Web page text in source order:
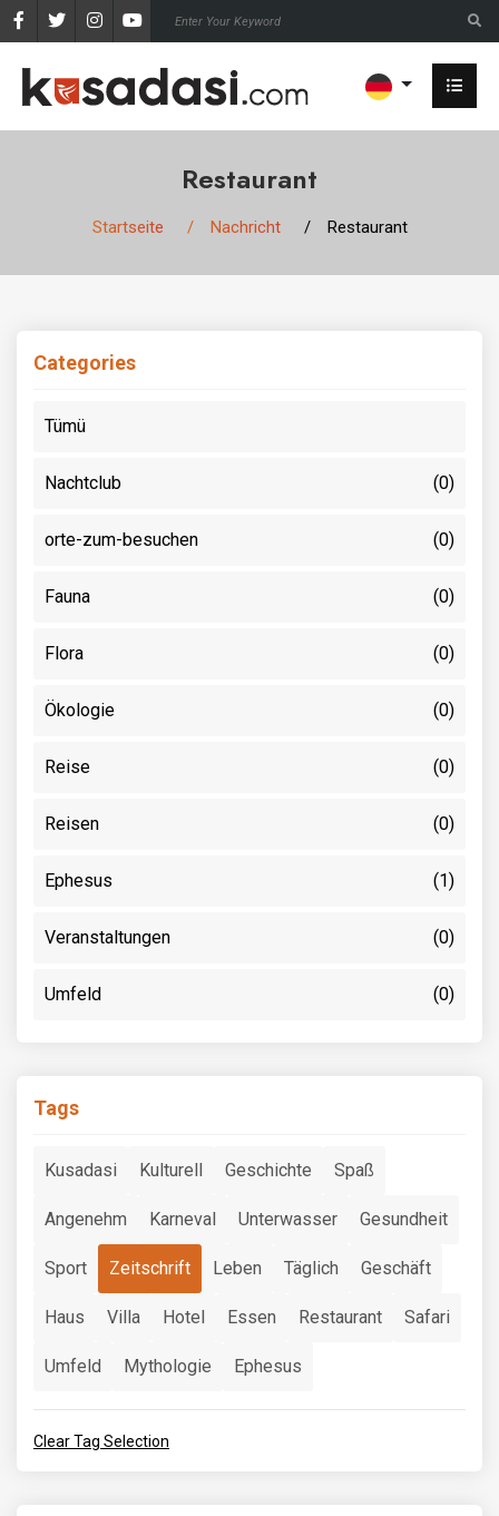
Restaurant
Startseite Nachricht Restaurant
Categories
Tümü
Nachtclub (0)
orte-zum-besuchen (0)
Fauna (0)
Flora (0)
Ökologie (0)
Reise (0)
Reisen (0)
Ephesus (1)
Veranstaltungen (0)
Umfeld (0)
Tags
Kusadasi Kulturell Geschichte Spaß
Angenehm Karneval Unterwasser Gesundheit
Sport Zeitschrift Leben Täglich Geschäft
Haus Villa Hotel Essen Restaurant Safari
Umfeld Mythologie Ephesus
Clear Tag Selection